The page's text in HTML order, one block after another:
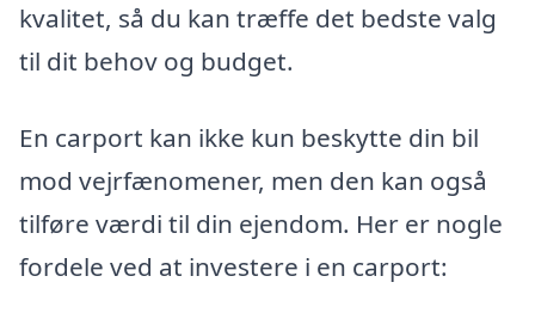
kvalitet, så du kan træffe det bedste valg
til dit behov og budget.
En carport kan ikke kun beskytte din bil
mod vejrfænomener, men den kan også
tilføre værdi til din ejendom. Her er nogle
fordele ved at investere i en carport: